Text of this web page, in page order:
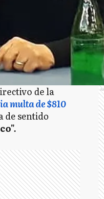
de la
multa de $810
de sentido